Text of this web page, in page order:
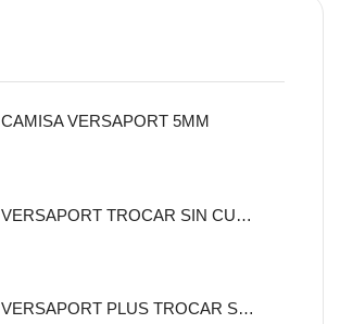
CAMISA VERSAPORT 5MM
VERSAPORT TROCAR SIN CUCHILLA CON CANULA DE FIJACION 5MM
VERSAPORT PLUS TROCAR SIN CUCHILLA CON CANULA DE